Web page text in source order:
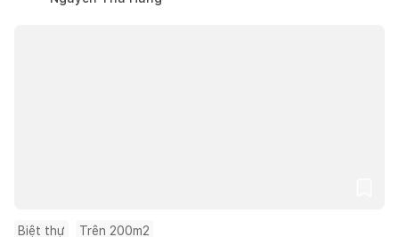
Biệt thự Trên 200m2